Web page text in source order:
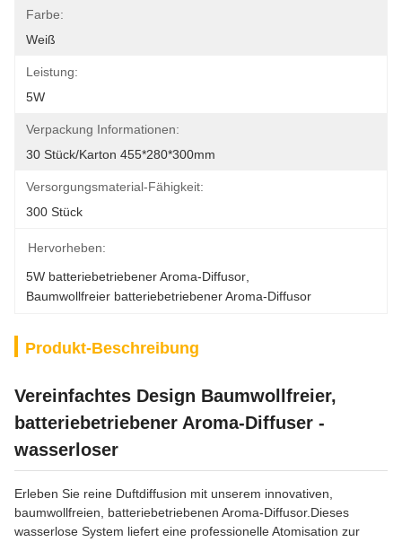
Farbe:
Weiß
Leistung:
5W
Verpackung Informationen:
30 Stück/Karton 455*280*300mm
Versorgungsmaterial-Fähigkeit:
300 Stück
Hervorheben:
5W batteriebetriebener Aroma-Diffusor
Baumwollfreier batteriebetriebener Aroma-Diffusor
Produkt-Beschreibung
Vereinfachtes Design Baumwollfreier,
batteriebetriebener Aroma-Diffuser -
wasserloser
Erleben Sie reine Duftdiffusion mit unserem innovativen,
baumwollfreien, batteriebetriebenen Aroma-Diffusor.Dieses
wasserlose System liefert eine professionelle Atomisation zur